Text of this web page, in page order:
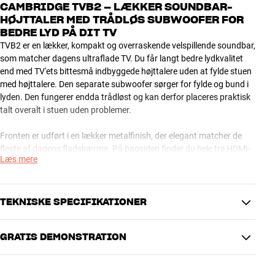
CAMBRIDGE TVB2 – LÆKKER SOUNDBAR-
HØJTTALER MED TRÅDLØS SUBWOOFER FOR
BEDRE LYD PÅ DIT TV
TVB2 er en lækker, kompakt og overraskende velspillende soundbar,
som matcher dagens ultraflade TV. Du får langt bedre lydkvalitet
end med TV'ets bittesmå indbyggede højttalere uden at fylde stuen
med højttalere. Den separate subwoofer sørger for fylde og bund i
lyden. Den fungerer endda trådløst og kan derfor placeres praktisk
talt overalt i stuen uden problemer.
Fronten er udført i en lækker metalfinish, der elegant matcher de
fleste af dagens fladskærme. På bagsiden finder du hele tre HDMI-
indgange og én udgang med Audio Return Channel (ARC), så du
Som en smart detalje kan du indlæse betjeningskoder fra din
favoritudsendelser.
Læs mere
TEKNISKE SPECIFIKATIONER
DIMENSIONER OG DESIGN
GRATIS DEMONSTRATION